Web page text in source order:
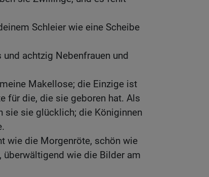
Schleier wie eine Scheibe
achtzig Nebenfrauen und
Makellose; die Einzige ist
für die, die sie geboren hat. Als
sie sie glücklich; die Königinnen
wie die Morgenröte, schön wie
überwältigend wie die Bilder am